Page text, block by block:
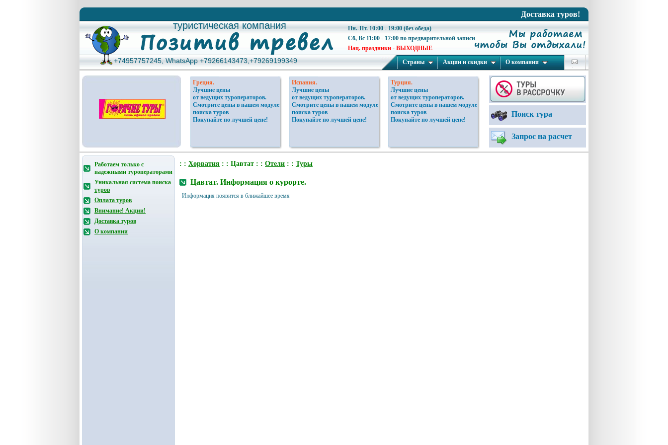
Доставка туров!
туристическая компания
туристическая компания
Пн.-Пт. 10:00 - 19:00 (без обеда)
Сб, Вс 11:00 - 17:00 по предварительной записи
Нац. праздники - ВЫХОДНЫЕ
+74957757245, WhatsApp +79266143473,+79269199349
+74957757245, WhatsApp +79266143473,+79269199349 Страны Акции и скидки О компании
Греция.
Лучшие цены
от ведущих туроператоров.
Смотрите цены в нашем модуле
поиска туров
Покупайте по лучшей цене!
Испания.
Лучшие цены
от ведущих туроператоров.
Смотрите цены в нашем модуле
поиска туров
Покупайте по лучшей цене!
Турция.
Лучшие цены
от ведущих туроператоров.
Смотрите цены в нашем модуле
поиска туров
Покупайте по лучшей цене!
Поиск тура
Запрос на расчет
Работаем только с
надежными туроператорами
Уникальная система поиска
туров
Оплата туров
Внимание! Акции!
Доставка туров
О компании
: : Хорватия : : Цавтат : : Отели : : Туры
Цавтат. Информация о курорте.
Информация появится в ближайшее время